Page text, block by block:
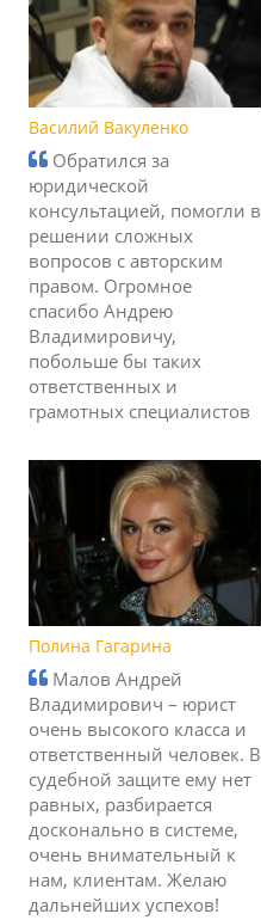
Василий Вакуленко
Обратился за
юридической
консультацией, помогли в
решении сложных
вопросов с авторским
правом. Огромное
спасибо Андрею
Владимировичу,
побольше бы таких
ответственных и
грамотных специалистов
Полина Гагарина
Малов Андрей
Владимирович – юрист
очень высокого класса и
ответственный человек. В
судебной защите ему нет
равных, разбирается
досконально в системе,
очень внимательный к
нам, клиентам. Желаю
дальнейших успехов!